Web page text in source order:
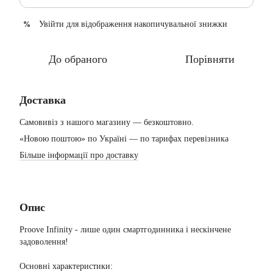
% Увійти для відображення накопичувальної знижки
До обраного Порівняти
Доставка
Самовивіз з нашого магазину — безкоштовно.
«Новою поштою» по Україні — по тарифах перевізника
Більше інформації про доставку
Опис
Proove Infinity - лише один смартгодинника і нескінчене
задоволення!
Основні характеристики: